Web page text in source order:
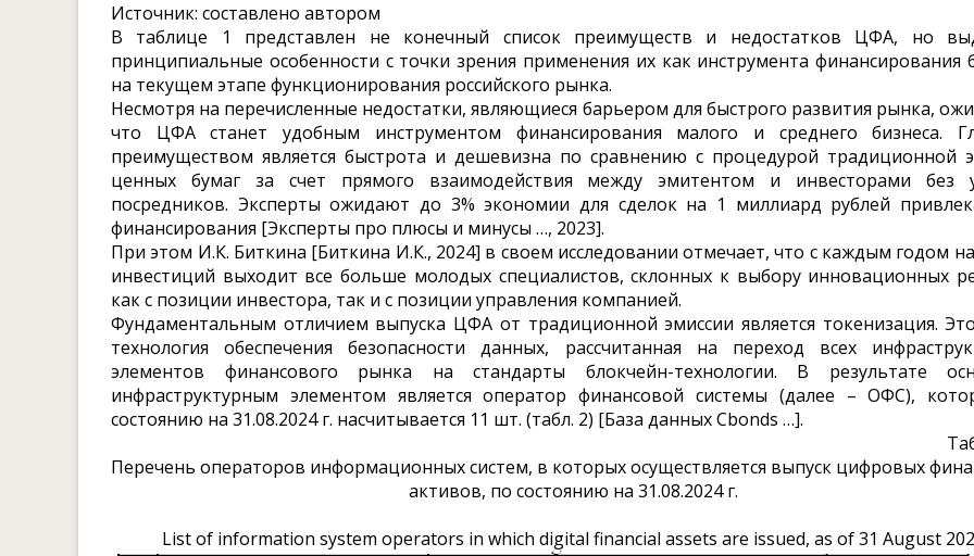
Источник: составлено автором
В таблице 1 представлен не конечный список преимуществ и недостатков ЦФА, но
принципиальные особенности с точки зрения применения их как инструмента финансирования
на текущем этапе функционирования российского рынка.
Несмотря на перечисленные недостатки, являющиеся барьером для быстрого развития рынка,
что ЦФА станет удобным инструментом финансирования малого и среднего бизнеса.
преимуществом является быстрота и дешевизна по сравнению с процедурой традиционной
ценных бумаг за счет прямого взаимодействия между эмитентом и инвесторами без
посредников. Эксперты ожидают до 3% экономии для сделок на 1 миллиард рублей
финансирования [Эксперты про плюсы и минусы …, 2023].
При этом И.К. Биткина [Биткина И.К., 2024] в своем исследовании отмечает, что с каждым годом
инвестиций выходит все больше молодых специалистов, склонных к выбору инновационных
как с позиции инвестора, так и с позиции управления компанией.
Фундаментальным отличием выпуска ЦФА от традиционной эмиссии является токенизация.
технология обеспечения безопасности данных, рассчитанная на переход всех
элементов финансового рынка на стандарты блокчейн-технологии. В результате
инфраструктурным элементом является оператор финансовой системы (далее – ОФС),
состоянию на 31.08.2024 г. насчитывается 11 шт. (табл. 2) [База данных Cbonds …].
Перечень операторов информационных систем, в которых осуществляется выпуск цифровых
активов, по состоянию на 31.08.2024 г.
List of information system operators in which digital financial assets are issued, as of 31 August